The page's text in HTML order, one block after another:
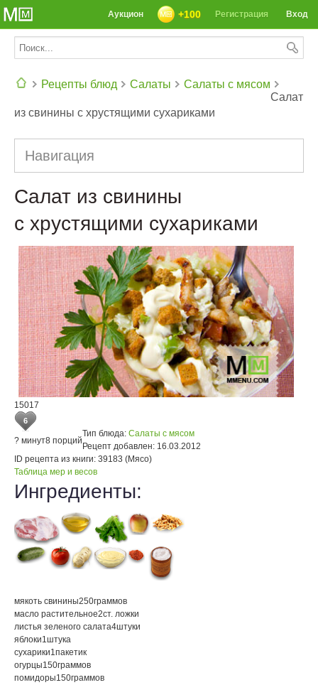
СЕГОДНЯ: 39142 РЕЦЕПТА
Вход
Регистрация
+100
Аукцион
Рецепты блюд Салаты
Салаты с мясом
Салат
из свинины с хрустящими сухариками
Навигация
Салат из свинины
с хрустящими сухариками
15017
6
? минут8 порций
Тип блюда: Салаты с мясом
Рецепт добавлен: 16.03.2012
ID рецепта из книги: 39183 (Мясо)
Таблица мер и весов
Ингредиенты:
мякоть свинины250граммов
масло растительное2ст. ложки
листья зеленого салата4штуки
яблоки1штука
сухарики1пакетик
огурцы150граммов
помидоры150граммов